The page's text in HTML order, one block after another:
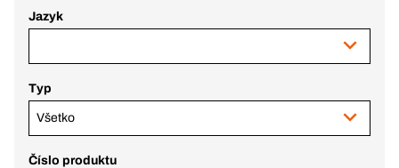
Jazyk
Typ
Všetko
Číslo produktu